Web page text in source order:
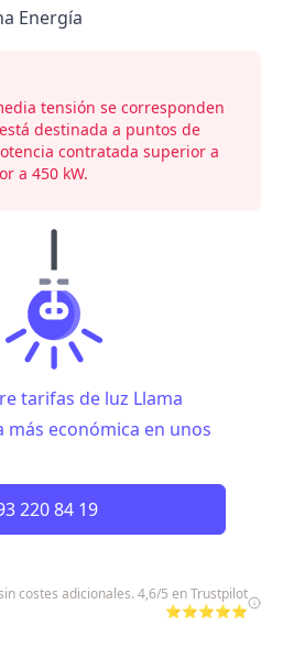
Energía
tensión se corresponden
destinada a puntos de
contratada superior a
a 450 kW.
tarifas de luz Llama
económica en unos
220 84 19
costes adicionales. 4,6/5 en Trustpilot
⭐⭐⭐⭐⭐